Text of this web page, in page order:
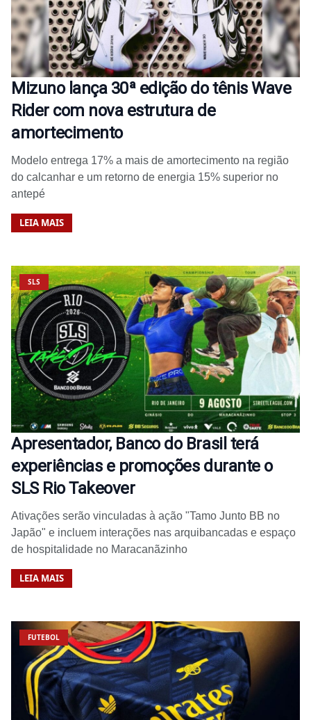
Mizuno lança 30ª edição do tênis Wave
Rider com nova estrutura de
amortecimento
Modelo entrega 17% a mais de amortecimento na região
do calcanhar e um retorno de energia 15% superior no
antepé
LEIA MAIS
SLS
Apresentador, Banco do Brasil terá
experiências e promoções durante o
SLS Rio Takeover
Ativações serão vinculadas à ação "Tamo Junto BB no
Japão" e incluem interações nas arquibancadas e espaço
de hospitalidade no Maracanãzinho
LEIA MAIS
FUTEBOL